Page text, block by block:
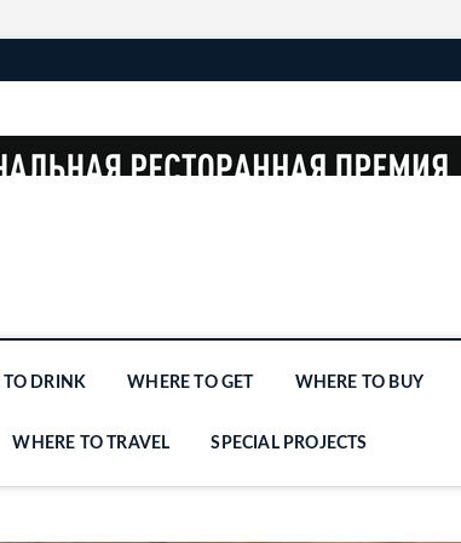
TO DRINK WHERE TO GET WHERE TO BUY
WHERE TO TRAVEL SPECIAL PROJECTS